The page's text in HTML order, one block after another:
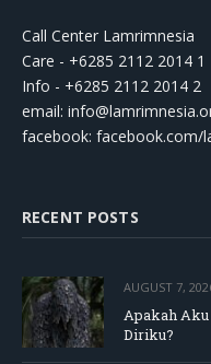
Call Center Lamrimnesia
Care - +6285 2112 2014 1
Info - +6285 2112 2014 2
email:
facebook: facebook.com/
RECENT POSTS
AUGUST 7,
Apakah
Diriku?